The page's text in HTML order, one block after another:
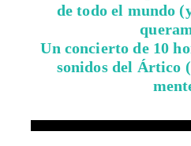
de todo el mundo
Un concierto de 10
sonidos del Ártico